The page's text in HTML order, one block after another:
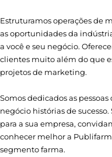
Estruturamos operações de
as oportunidades da
a você e seu negócio.
clientes muito além do que
projetos de marketing.
Somos dedicados as
negócio histórias de sucesso.
para a sua empresa,
conhecer melhor a
segmento farma.